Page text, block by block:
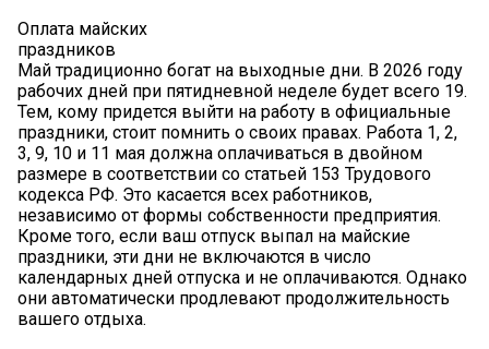
Оплата майских
праздников
Май традиционно богат на выходные дни. В 2026 году
рабочих дней при пятидневной неделе будет всего 19.
Тем, кому придется выйти на работу в официальные
праздники, стоит помнить о своих правах. Работа 1, 2,
3, 9, 10 и 11 мая должна оплачиваться в двойном
размере в соответствии со статьей 153 Трудового
кодекса РФ. Это касается всех работников,
независимо от формы собственности предприятия.
Кроме того, если ваш отпуск выпал на майские
праздники, эти дни не включаются в число
календарных дней отпуска и не оплачиваются. Однако
они автоматически продлевают продолжительность
вашего отдыха.